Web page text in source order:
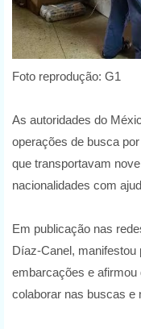
Foto reprodução: G1
As autoridades do
operações de busca
que transportavam
nacionalidades com
Em publicação nas
Díaz-Canel,
embarcações e
colaborar nas buscas e